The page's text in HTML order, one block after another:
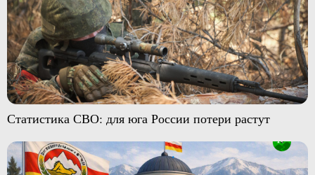
Статистика СВО: для юга России потери растут